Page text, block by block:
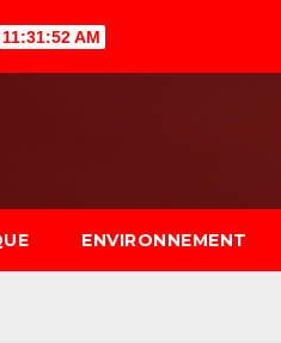
11:31:53 AM
ENVIRONNEMENT